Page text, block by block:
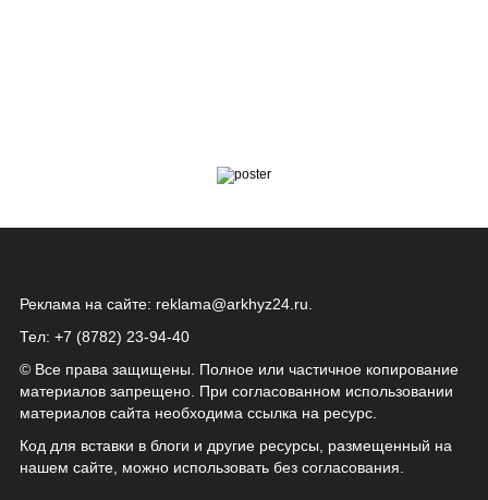
Реклама на сайте: reklama@arkhyz24.ru
Тел: +7 (8782) 23‑94‑40
© Все права защищены. Полное или частичное копирование
материалов запрещено. При согласованном использовании
материалов сайта необходима ссылка на ресурс.
Код для вставки в блоги и другие ресурсы, размещенный на
нашем сайте, можно использовать без согласования.